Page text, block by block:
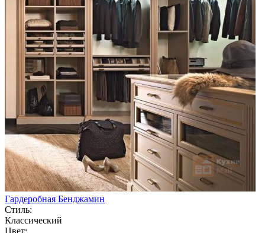
Гардеробная Бенджамин
Стиль:
Классический
Цвет: